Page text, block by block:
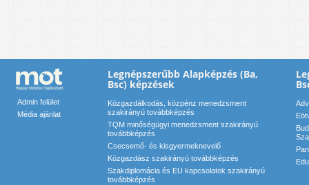
Admin felület
Média ajánlat
Legnépszerűbb Alapképzés (Ba,
Bsc) képzések
Közgazdálkodás, közpénz menedzsment
szakirányú továbbképzés
TQM minőségügyi menedzsment szakirányú
továbbképzés
Csecsemő- és kisgyermeknevelő
Közgazdász szakirányú továbbképzés
Szakdiplomácia és EU kapcsolatok szakirányú
továbbképzés